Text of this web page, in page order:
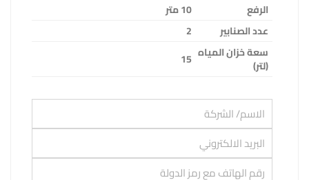
الرفع
10متر
عدد الصنابير
2
سعة خزان المياه
(لتر) 15